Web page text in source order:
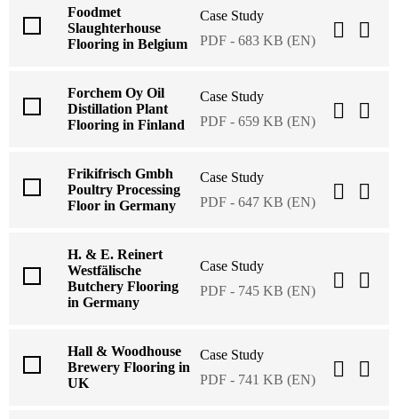
Foodmet
Slaughterhouse
Flooring in Belgium
Case Study
PDF - 683 KB (EN)
Forchem Oy Oil
Distillation Plant
Flooring in Finland
Case Study
PDF - 659 KB (EN)
Frikifrisch Gmbh
Poultry Processing
Floor in Germany
Case Study
PDF - 647 KB (EN)
H. & E. Reinert
Westfälische
Butchery Flooring
in Germany
Case Study
PDF - 745 KB (EN)
Hall & Woodhouse
Brewery Flooring in
UK
Case Study
PDF - 741 KB (EN)